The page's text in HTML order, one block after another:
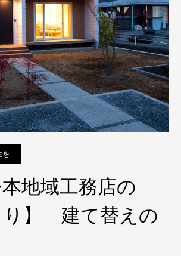
を
地域工務店の
り】 建て替えの